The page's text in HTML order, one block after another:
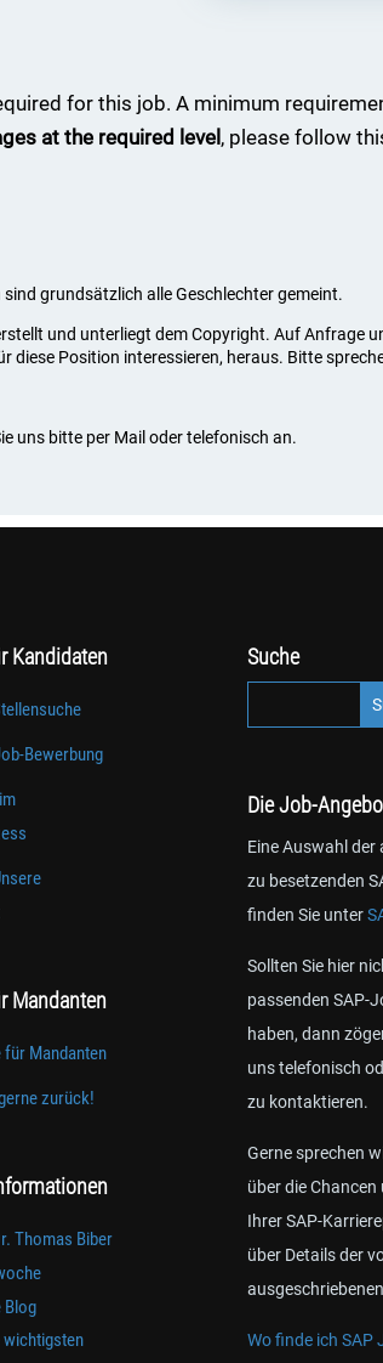
for this job. A minimum
at the required level , please follow
sind grundsätzlich alle Geschlechter gemeint.
und unterliegt dem Copyright. Auf Anfrage
Position interessieren, heraus. Bitte
uns bitte per Mail oder telefonisch an.
Kandidaten
Bewerbung
Mandanten
für Mandanten
zurück!
Thomas Biber
Blog
wichtigsten
Suche
Die Job-
Eine Auswahl der
zu besetzenden
finden Sie unter
Sollten Sie hier
passenden SAP-
haben, dann
uns telefonisch
zu kontaktieren.
Gerne sprechen
über die Chancen
Ihrer SAP-
über Details der
Wo finde ich SAP